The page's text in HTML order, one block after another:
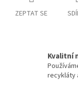
ZEPTAT SE
Kvalitní
recykláty